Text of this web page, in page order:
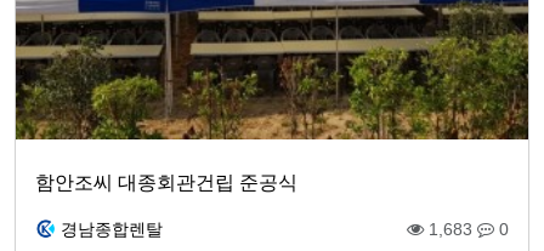
함안조씨 대종회관건립 준공식
경남종합렌탈 1,683 0